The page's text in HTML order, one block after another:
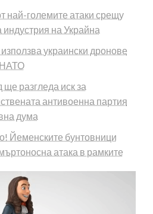
най-големите атаки срещу
индустрия на Украйна
украински дронове
НАТО
разгледа иск за
антивоенна партия
дума
Йеменските бунтовници
атака в рамките